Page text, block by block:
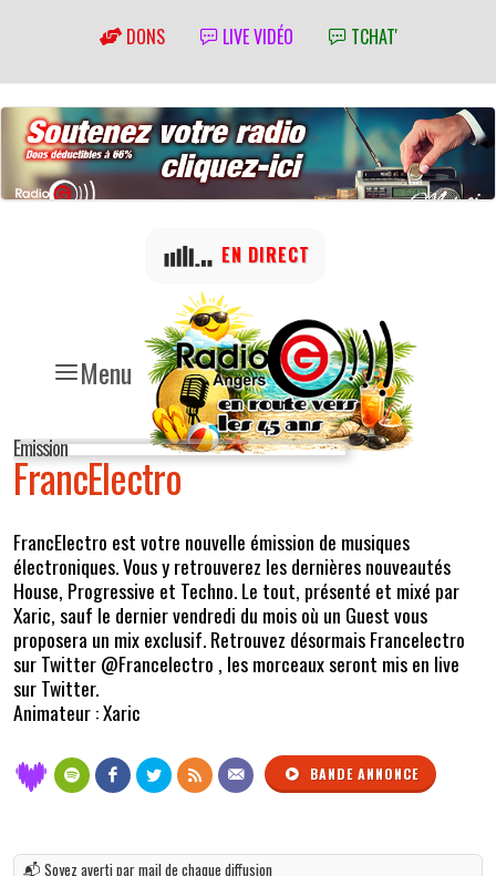
DONS LIVE VIDÉO TCHAT'
Menu
EN DIRECT
Emission
FrancElectro
FrancElectro est votre nouvelle émission de musiques
électroniques. Vous y retrouverez les dernières nouveautés
House, Progressive et Techno. Le tout, présenté et mixé par
Xaric, sauf le dernier vendredi du mois où un Guest vous
proposera un mix exclusif. Retrouvez désormais Francelectro
sur Twitter @Francelectro , les morceaux seront mis en live
sur Twitter.
Animateur : Xaric
BANDE ANNONCE
📬 Soyez averti par mail de chaque diffusion